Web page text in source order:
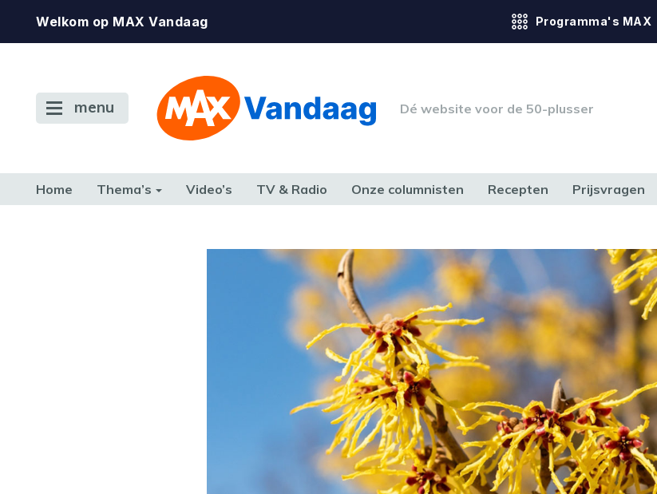
Welkom op MAX Vandaag Programma's MAX
menu Dé website voor de 50-plusser
Home Thema’s Video’s TV & Radio Onze columnisten Recepten Prijsvragen